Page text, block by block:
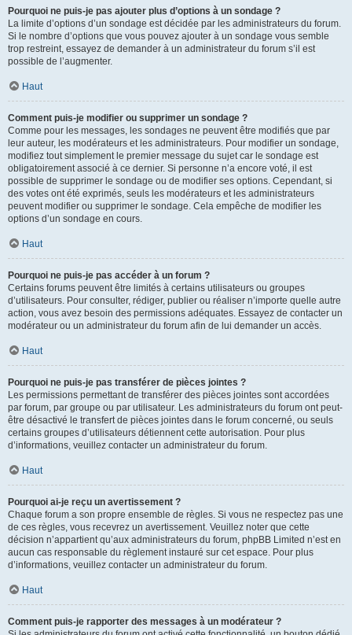
Pourquoi ne puis-je pas ajouter plus d’options à un sondage ?
La limite d’options d’un sondage est décidée par les administrateurs du forum.
Si le nombre d’options que vous pouvez ajouter à un sondage vous semble
trop restreint, essayez de demander à un administrateur du forum s’il est
possible de l’augmenter.
Haut
Comment puis-je modifier ou supprimer un sondage ?
Comme pour les messages, les sondages ne peuvent être modifiés que par
leur auteur, les modérateurs et les administrateurs. Pour modifier un sondage,
modifiez tout simplement le premier message du sujet car le sondage est
obligatoirement associé à ce dernier. Si personne n’a encore voté, il est
possible de supprimer le sondage ou de modifier ses options. Cependant, si
des votes ont été exprimés, seuls les modérateurs et les administrateurs
peuvent modifier ou supprimer le sondage. Cela empêche de modifier les
options d’un sondage en cours.
Haut
Pourquoi ne puis-je pas accéder à un forum ?
Certains forums peuvent être limités à certains utilisateurs ou groupes
d’utilisateurs. Pour consulter, rédiger, publier ou réaliser n’importe quelle autre
action, vous avez besoin des permissions adéquates. Essayez de contacter un
modérateur ou un administrateur du forum afin de lui demander un accès.
Haut
Pourquoi ne puis-je pas transférer de pièces jointes ?
Les permissions permettant de transférer des pièces jointes sont accordées
par forum, par groupe ou par utilisateur. Les administrateurs du forum ont peut-
être désactivé le transfert de pièces jointes dans le forum concerné, ou seuls
certains groupes d’utilisateurs détiennent cette autorisation. Pour plus
d’informations, veuillez contacter un administrateur du forum.
Haut
Pourquoi ai-je reçu un avertissement ?
Chaque forum a son propre ensemble de règles. Si vous ne respectez pas une
de ces règles, vous recevrez un avertissement. Veuillez noter que cette
décision n’appartient qu’aux administrateurs du forum, phpBB Limited n’est en
aucun cas responsable du règlement instauré sur cet espace. Pour plus
d’informations, veuillez contacter un administrateur du forum.
Haut
Comment puis-je rapporter des messages à un modérateur ?